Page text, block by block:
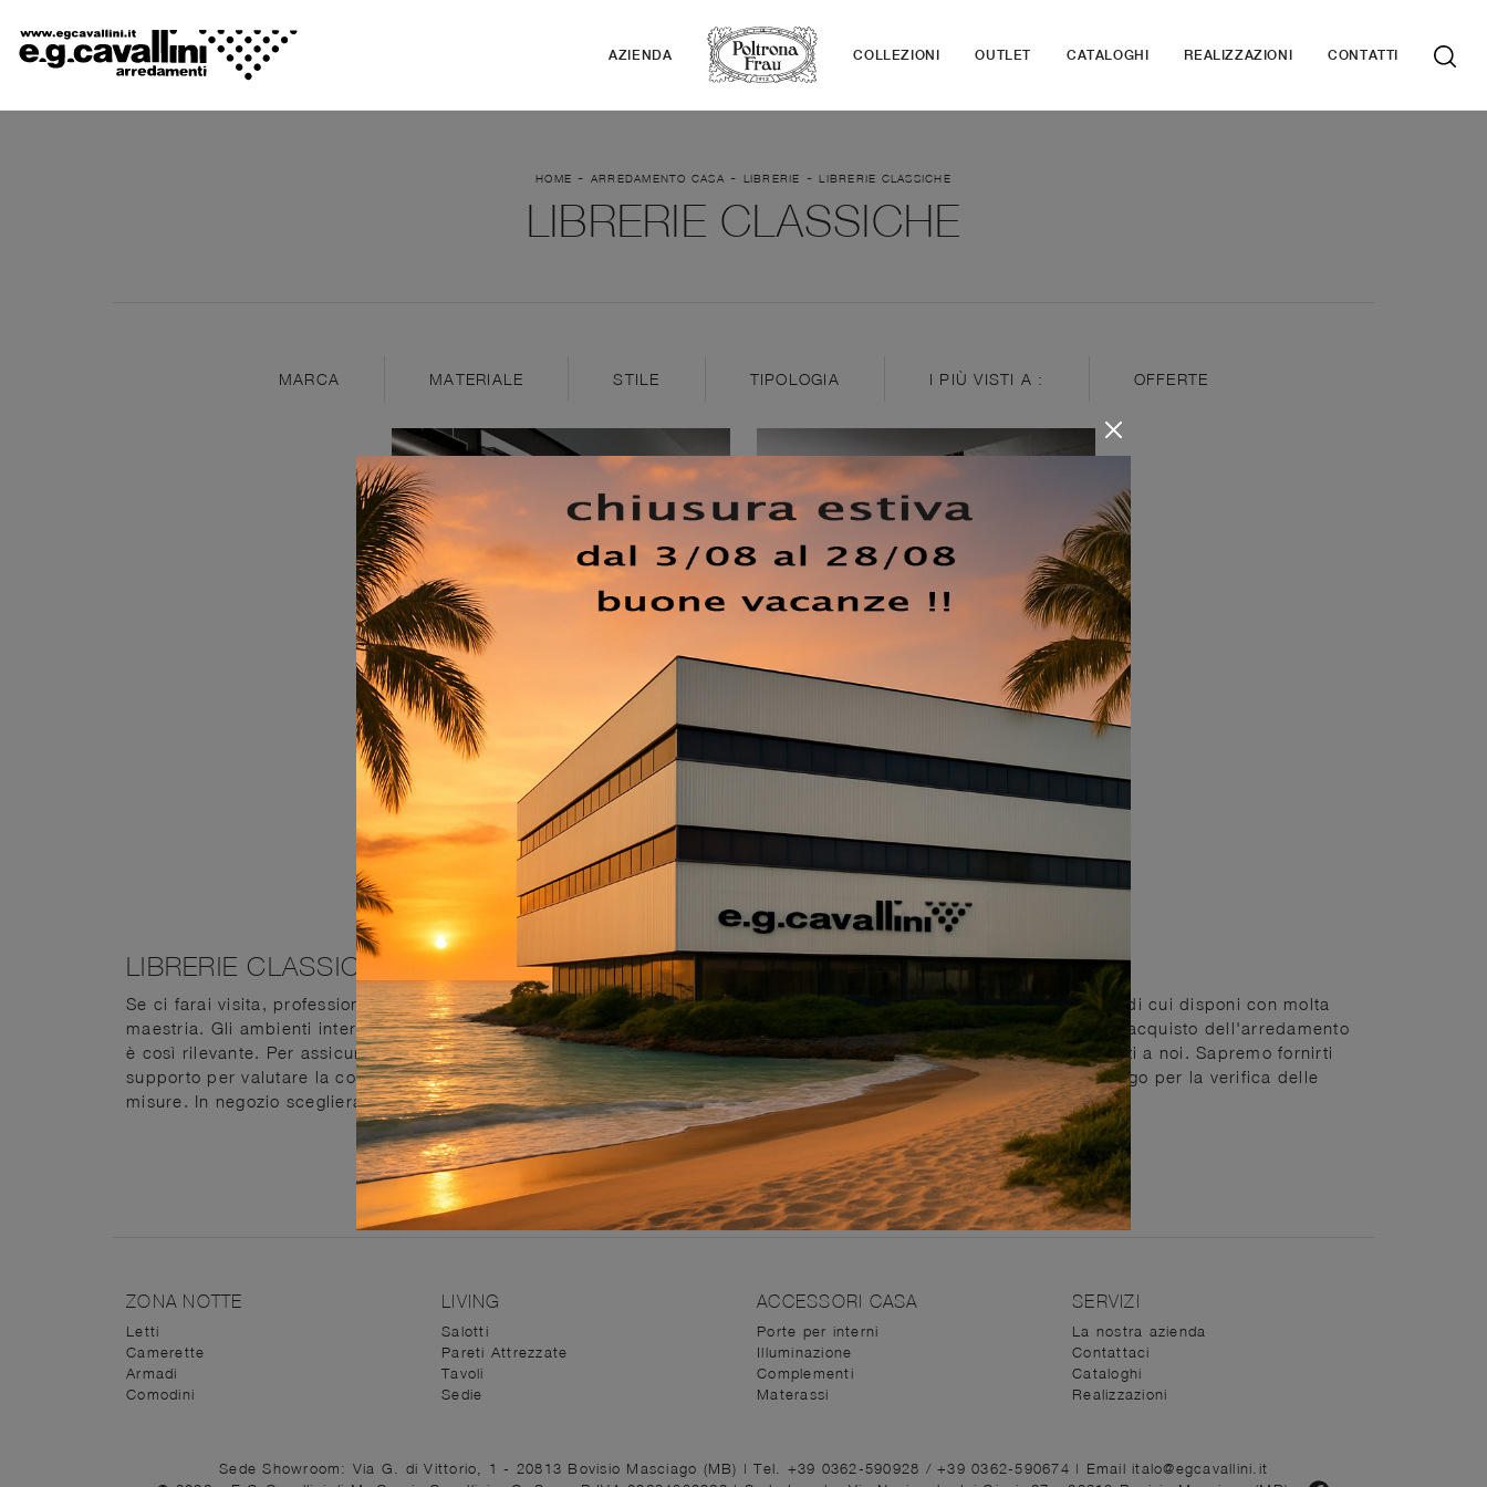
AZIENDA COLLEZIONI OUTLET CATALOGHI REALIZZAZIONI CONTATTI
HOME - ARREDAMENTO CASA - LIBRERIE -LIBRERIE CLASSICHE
LIBRERIE CLASSICHE
MARCA MATERIALE STILE TIPOLOGIA I PIÙ VISTI A : OFFERTE
LIBRERIE CLASSICHE
Se ci farai visita, professionisti esperti ti faranno vedere gli abbinamenti più belli e configureranno gli ambienti interni di cui disponi con molta
maestria. Gli ambienti interni, in cui occorrono funzionalità ed ergonomia, riflettono lo stile di chi li frequenta, quindi l'acquisto dell'arredamento
è così rilevante. Per assicurarti soluzioni di Librerie classicheperfette per lametratura e il look dei tuoi interni, rivolgiti a noi. Sapremo fornirti
supporto per valutare la conformazione e ilfiniture dell'arredamento, rispettando i tuoi gusti e garantendoti unsopraluogo per la verifica delle
misure. In negozio sceglierai glicomposizioni conLibrerie classicheplurifunzionali e di grande qualità.
ZONA NOTTE
Letti
Camerette
Armadi
Comodini
LIVING
Salotti
Pareti Attrezzate
Tavoli
Sedie
ACCESSORI CASA
Porte per interni
Illuminazione
Complementi
Materassi
SERVIZI
La nostra azienda
Contattaci
Cataloghi
Realizzazioni
Sede Showroom: Via G. di Vittorio, 1 - 20813 Bovisio Masciago (MB) |Tel. +39 0362-590928 / +39 0362-590674 | Email italo@egcavallini.it